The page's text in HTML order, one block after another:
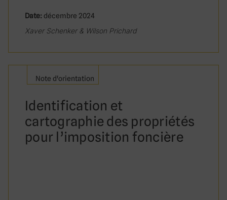
Date: décembre 2024
Xaver Schenker & Wilson Prichard
Note d'orientation
Identification et
cartographie des propriétés
pour l’imposition foncière